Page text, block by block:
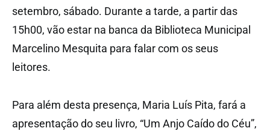
setembro, sábado. Durante a tarde, a partir das
15h00, vão estar na banca da Biblioteca Municipal
Marcelino Mesquita para falar com os seus
leitores.
Para além desta presença, Maria Luís Pita, fará a
apresentação do seu livro, “Um Anjo Caído do Céu”,